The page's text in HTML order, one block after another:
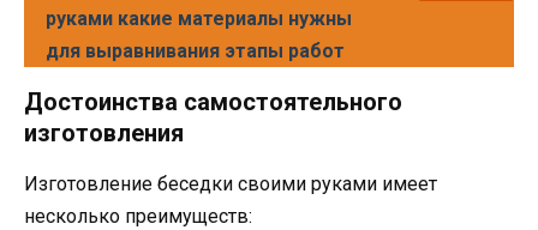
руками какие материалы нужны
для выравнивания этапы работ
Достоинства самостоятельного
изготовления
Изготовление беседки своими руками имеет
несколько преимуществ: